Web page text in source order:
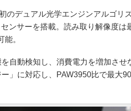
のデュアル光学エンジンアルゴリ
ンサーを搭載。読み取り解像度は
能。
自動検知し、消費電力を増加させ
」に対応し、PAW3950比で最大